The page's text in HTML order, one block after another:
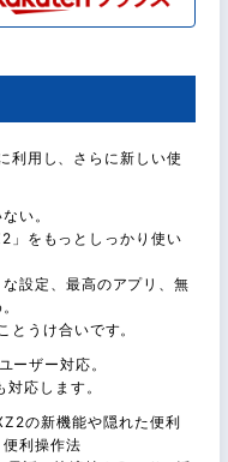
利用し、さらに新しい使
い。
」をもっとしっかり使い
設定、最高のアプリ、無
とうけ合いです。
ザー対応。
応します。
の新機能や隠れた便利
利操作法